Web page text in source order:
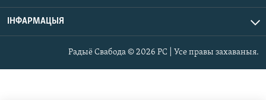
ІНФАРМАЦЫЯ
Радыё Свабода © 2026 РС | Усе правы захаваныя.